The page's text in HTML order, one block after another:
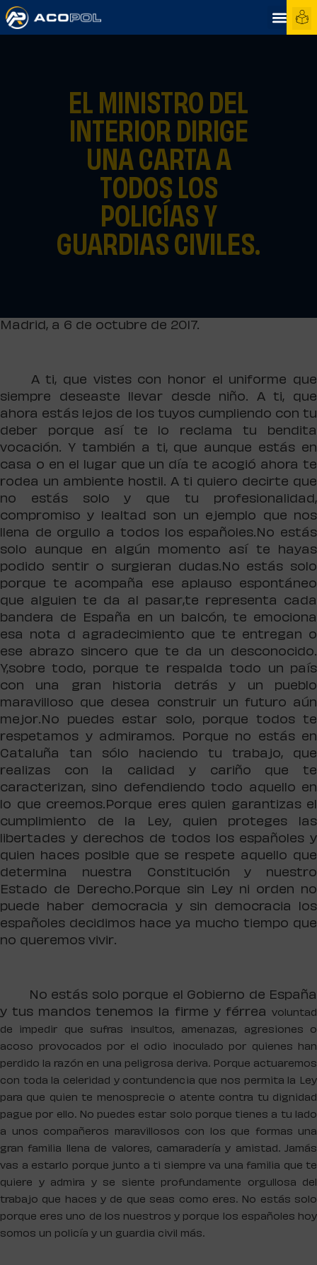
EL MINISTRO DEL
INTERIOR DIRIGE
UNA CARTA A
TODOS LOS
POLICÍAS Y
GUARDIAS CIVILES.
Madrid, a 6 de octubre de 2017.
A ti, que vistes con honor el uniforme que
siempre deseaste llevar desde niño. A ti, que
ahora estás lejos de los tuyos cumpliendo con tu
deber porque así te lo reclama tu bendita
vocación. Y también a ti, que aunque estás en
casa o en el lugar que un día te acogió ahora te
rodea un ambiente hostil. A ti quiero decirte que
no estás solo y que tu profesionalidad,
compromiso y lealtad son un ejemplo que nos
llena de orgullo a todos los españoles.No estás
solo aunque en algún momento así te hayas
podido sentir o surgieran dudas.No estás solo
porque te acompaña ese aplauso espontáneo
que alguien te da al pasar,te representa cada
bandera de España en un balcón, te emociona
esa nota d agradecimiento que te entregan o
ese abrazo sincero que te da un desconocido.
Y,sobre todo, porque te respalda todo un país
con una gran historia detrás y un pueblo
maravilloso que desea construir un futuro aún
mejor.No puedes estar solo, porque todos te
respetamos y admiramos. Porque no estás en
Cataluña tan sólo haciendo tu trabajo, que
realizas con la calidad y cariño que te
caracterizan, sino defendiendo todo aquello en
lo que creemos.Porque eres quien garantizas el
cumplimiento de la Ley, quien proteges las
libertades y derechos de todos los españoles y
quien haces posible que se respete aquello que
determina nuestra Constitución y nuestro
Estado de Derecho.Porque sin Ley ni orden no
puede haber democracia y sin democracia los
españoles decidimos hace ya mucho tiempo que
no queremos vivir.
No estás solo porque el Gobierno de España
y tus mandos tenemos la firme y férrea
voluntad
de impedir que sufras insultos, amenazas, agresiones o
acoso provocados por
el odio inoculado por quienes han
perdido la razón en una peligrosa deriva. Porque actuaremos
con toda la celeridad y contundencia que nos permita la Ley
para que quien te menosprecie o atente contra tu dignidad
pague por ello. No puedes estar solo porque tienes a tu lado
a unos compañeros maravillosos con los que formas una
gran familia llena de valores, camaradería y amistad.
Jamás
vas a estarlo porque junto a ti siempre va una familia que te
quiere y admira y se
siente profundamente orgullosa del
trabajo que haces y de que seas como eres.
No estás solo
porque eres uno de los nuestros y porque los españoles hoy
somos un policía y un guardia civil más.